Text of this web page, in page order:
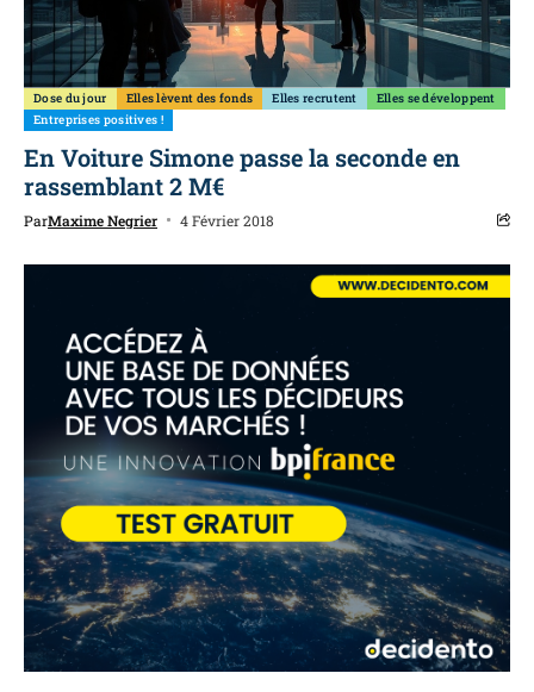
Dose du jour Elles lèvent des fonds Elles recrutent
Elles se développent
Entreprises positives !
En Voiture Simone passe la seconde en
rassemblant 2 M€
ParMaxime Negrier 4 Février 2018